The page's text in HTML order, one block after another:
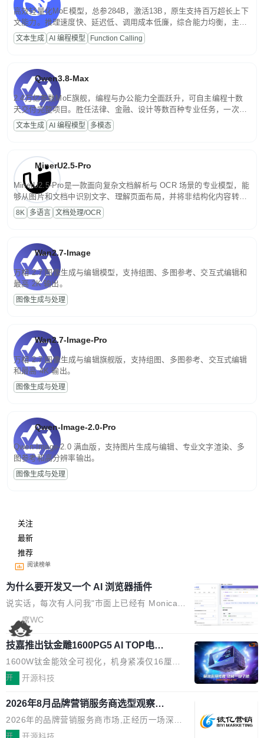
高效轻量化MoE模型，总参284B，激活13B，原生支持百万超长上下
文能力。推理速度快、延迟低、调用成本低廉，综合能力均衡，主打
高并发、轻量化任务，适合日常对话、内容创作、基础 RAG、批量
文案处理等普惠刚需场景。
文本生成 AI 编程模型 Function Calling
Qwen3.8-Max
2.4万亿参数MoE旗舰，编程与办公能力全面跃升，可自主编程十数
天交付完整项目。胜任法律、金融、设计等数百种专业任务，一次对
话端到端交付生产级成果。原生视觉理解贯穿规划、执行与验证全流
程，支持超长文档与长视频的深度语义解析。长程任务中自主规划与
文本生成 AI 编程模型 多模态
MinerU2.5-Pro
MinerU2.5-Pro是一款面向复杂文档解析与 OCR 场景的专业模型，能
够从图片和文档中识别文字、理解页面布局，并将非结构化内容转换
为便于存储、检索和二次处理的结构化结果。
8K 多语言 文档处理/OCR
Wan2.7-Image
万相 2.7 图像生成与编辑模型，支持组图、多图参考、交互式编辑和
最高 2K 输出。
图像生成与处理
Wan2.7-Image-Pro
万相 2.7 图像生成与编辑旗舰版，支持组图、多图参考、交互式编辑
和最高 4K 输出。
图像生成与处理
Qwen-Image-2.0-Pro
Qwen-Image-2.0 满血版，支持图片生成与编辑、专业文字渲染、多
图参考和高分辨率输出。
图像生成与处理
关注
最新
推荐
阅读榜单
为什么要开发又一个 AI 浏览器插件
说实话，每次有人问我"市面上已经有 Monica、
Sider、Copilot for Chrome 这些 AI 浏览器插件
了，你为什么还要再做一个"，我都觉得这个问题
问得好。 因为我自己也是从用户变成开发者的。
现有产品的天花板 我用过不少 AI 浏览器插件。
刚开始觉得都挺好——选中一段文字，弹出解
要。但用久了你会发现，它们本质上都是同一类
东西：一个带网页上下文的聊天框。 它们能读取
页面的文本，然后把文本丢给大模型，再返回一
席WC
技嘉推出钛金雕1600PG5 AI TOP电
源：为发烧级主机与本地AI算力打造旗
舰供电方案
1600W钛金能效全可视化，机身紧凑仅16厘米
继2026台北电脑展首度亮相后，技嘉科技近日正
电源专为发烧级DIY主机与本地AI算力平台打
造，整机长度仅16厘米，提供1600W额定功率
与80PLUS钛金能效；支持ATX 3.1与PCIe 5.1
开 开源科技
2026年8月品牌营销服务商选型观察：
从流量思维到品牌资产思维的范式转移
2026年的品牌营销服务商市场,正经历一场深刻
的价值重构。全球全案品牌代理机构市场从2025
开 开源科技